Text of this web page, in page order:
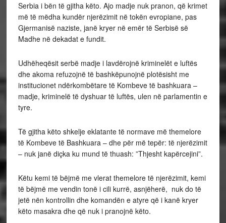
Serbia i bën të gjitha këto. Ajo madje nuk pranon, që krimet
më të mëdha kundër njerëzimit në tokën evropiane, pas
Gjermanisë naziste, janë kryer në emër të Serbisë së
Madhe në dekadat e fundit.
Udhëheqësit serbë madje i lavdërojnë kriminelët e luftës
dhe akoma refuzojnë të bashkëpunojnë plotësisht me
institucionet ndërkombëtare të Kombeve të bashkuara –
madje, kriminelë të dyshuar të luftës, ulen në parlamentin e
tyre.
Të gjitha këto shkelje eklatante të normave më themelore
të Kombeve të Bashkuara – dhe për më tepër: të njerëzimit
– nuk janë diçka ku mund të thuash: ”Thjesht kapërcejini”.
Këtu kemi të bëjmë me vlerat themelore të njerëzimit, kemi
të bëjmë me vendin tonë i cili kurrë, asnjëherë, nuk do të
jetë nën kontrollin dhe komandën e atyre që i kanë kryer
këto masakra dhe që nuk i pranojnë këto.